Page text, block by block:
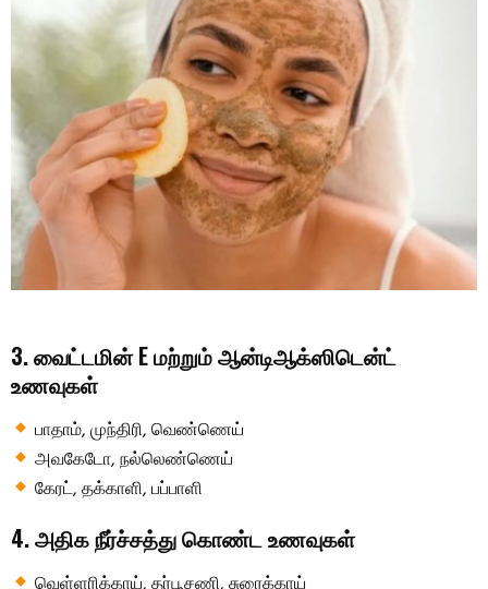
3. வைட்டமின் E மற்றும் ஆன்டிஆக்ஸிடென்ட்
உணவுகள்
பாதாம், முந்திரி, வெண்ணெய்
அவகேடோ, நல்லெண்ணெய்
கேரட், தக்காளி, பப்பாளி
4. அதிக நீர்ச்சத்து கொண்ட உணவுகள்